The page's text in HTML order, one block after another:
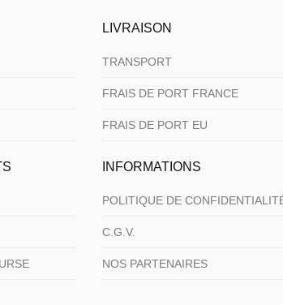
LIVRAISON
TRANSPORT
FRAIS DE PORT FRANCE
FRAIS DE PORT EU
INFORMATIONS
POLITIQUE DE
C.G.V.
NOS PARTENAIRES